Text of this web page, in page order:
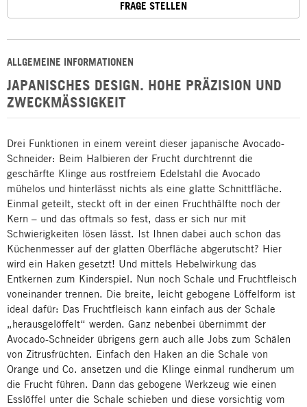
ALLGEMEINE INFORMATIONEN
JAPANISCHES DESIGN. HOHE PRÄZISION UND
ZWECKMÄSSIGKEIT
Drei Funktionen in einem vereint dieser japanische Avocado-
Schneider: Beim Halbieren der Frucht durchtrennt die
geschärfte Klinge aus rostfreiem Edelstahl die Avocado
mühelos und hinterlässt nichts als eine glatte Schnittfläche.
Einmal geteilt, steckt oft in der einen Fruchthälfte noch der
Kern – und das oftmals so fest, dass er sich nur mit
Schwierigkeiten lösen lässt. Ist Ihnen dabei auch schon das
Küchenmesser auf der glatten Oberfläche abgerutscht? Hier
wird ein Haken gesetzt! Und mittels Hebelwirkung das
Entkernen zum Kinderspiel. Nun noch Schale und Fruchtfleisch
voneinander trennen. Die breite, leicht gebogene Löffelform ist
ideal dafür: Das Fruchtfleisch kann einfach aus der Schale
„herausgelöffelt“ werden. Ganz nebenbei übernimmt der
Avocado-Schneider übrigens gern auch alle Jobs zum Schälen
von Zitrusfrüchten. Einfach den Haken an die Schale von
Orange und Co. ansetzen und die Klinge einmal rundherum um
die Frucht führen. Dann das gebogene Werkzeug wie einen
Esslöffel unter die Schale schieben und diese vorsichtig vom
FRAGE STELLEN